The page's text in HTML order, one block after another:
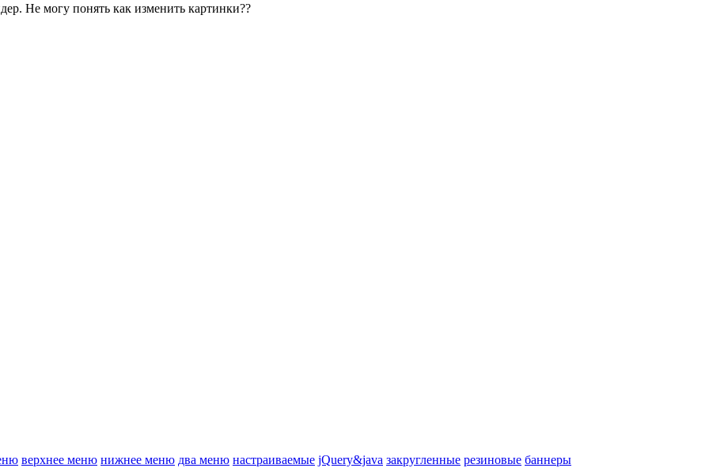
Не могу понять как изменить картинки??
верхнее меню нижнее меню два меню настраиваемые jQuery&java закругленные резиновые баннеры